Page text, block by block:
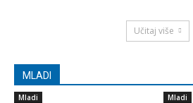
Učitaj više
MLADI
Mladi Mladi